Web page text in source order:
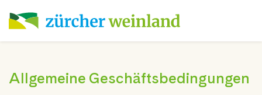
Allgemeine Geschäftsbedingungen